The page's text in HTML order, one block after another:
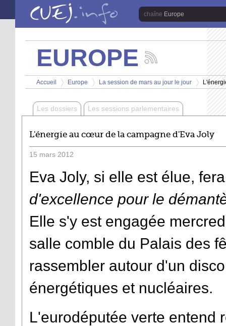
Aller au contenu principal
Europe
EUROPE
les
actualités
de
chaîne
Europe
Vous êtes ici
Accueil
>
Europe
>
La session de mars au jour le jour
>
Les dossiers Les sessions parlementaires
L'énergie au cœur de la campagne d'Eva Joly
15 mars 2012
Eva Joly, si elle est élue,
d'excellence pour le
Elle s'y est engagée
salle comble du Palais des
rassembler autour d'un
énergétiques et nucléaires.
L'eurodéputée verte entend